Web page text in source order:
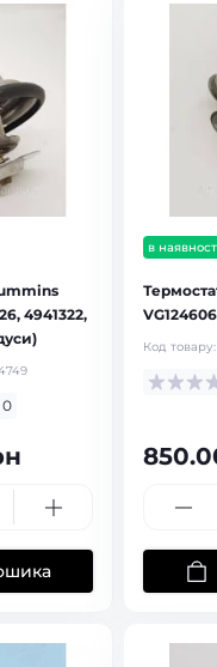
4941322,
0
в
Код товару: